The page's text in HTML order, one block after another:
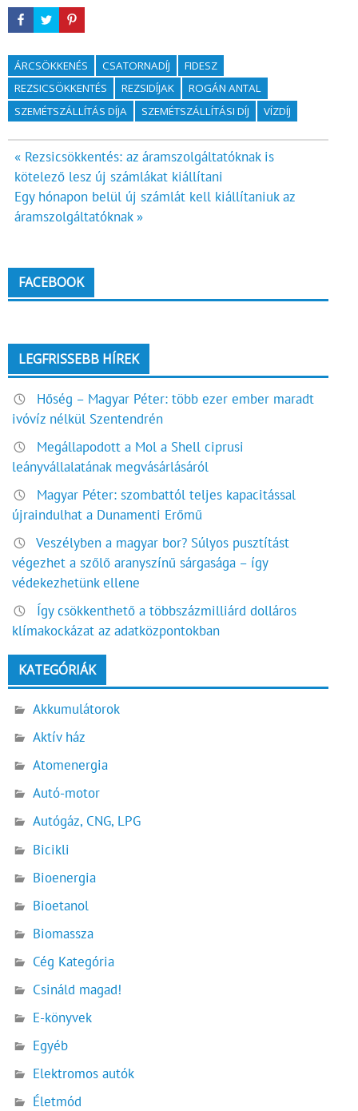
ÁRCSÖKKENÉS CSATORNADÍJ
FIDESZ
REZSICSÖKKENTÉS
REZSIDÍJAK
ROGÁN ANTAL
SZEMÉTSZÁLLÍTÁS DÍJA
SZEMÉTSZÁLLÍTÁSI DÍJ VÍZDÍJ
Bejegyzés
navigáció
« Rezsicsökkentés: az áramszolgáltatóknak is
kötelező lesz új számlákat kiállítani
Egy hónapon belül új számlát kell kiállítaniuk az
áramszolgáltatóknak »
FACEBOOK
LEGFRISSEBB HÍREK
Hőség – Magyar Péter: több ezer ember maradt
ivóvíz nélkül Szentendrén
Megállapodott a Mol a Shell ciprusi
leányvállalatának megvásárlásáról
Magyar Péter: szombattól teljes kapacitással
újraindulhat a Dunamenti Erőmű
Veszélyben a magyar bor? Súlyos pusztítást
végezhet a szőlő aranyszínű sárgasága – így
védekezhetünk ellene
Így csökkenthető a többszázmilliárd dolláros
klímakockázat az adatközpontokban
KATEGÓRIÁK
Akkumulátorok
Aktív ház
Atomenergia
Autó-motor
Autógáz, CNG, LPG
Bicikli
Bioenergia
Bioetanol
Biomassza
Cég Kategória
Csináld magad!
E-könyvek
Egyéb
Elektromos autók
Életmód